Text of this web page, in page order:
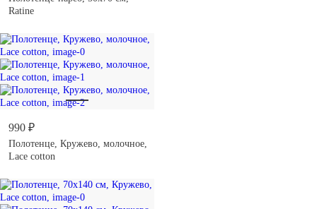
Ratine
990 ₽
Полотенце, Кружево, молочное,
Lace cotton